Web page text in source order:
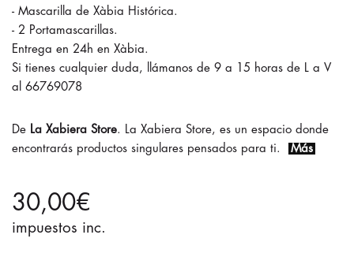
- Mascarilla de Xàbia Histórica.
- 2 Portamascarillas.
Entrega en 24h en Xàbia.
Si tienes cualquier duda, llámanos de 9 a 15 horas de L a V
al 66769078
La Xabiera Store. La Xabiera Store, es un espacio donde
encontrarás productos singulares pensados para ti.
Más
30,00€
impuestos inc.